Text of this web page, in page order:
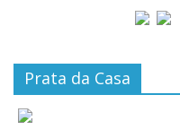
Prata da Casa